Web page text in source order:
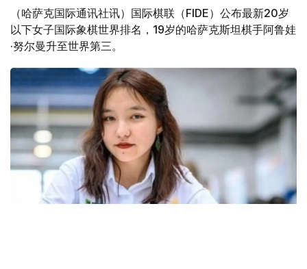
（哈萨克国际通讯社讯）国际棋联（FIDE）公布最新20岁
以下女子国际象棋世界排名，19岁的哈萨克斯坦棋手阿鲁娃
·努尔曼升至世界第三。